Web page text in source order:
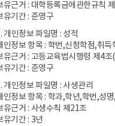
유근거 : 대학등록금에관한규칙
유기간 : 준영구
개인정보 파일명 : 성적
인정보 항목 : 학번,신청학점,취
유근거 : 고등교육법시행령 제4조
유기간 : 준영구
개인정보 파일명 : 사생관리
인정보 항목 : 학과,학년,학번,성
유근거 : 사생수칙 제21조
유기간 : 3년